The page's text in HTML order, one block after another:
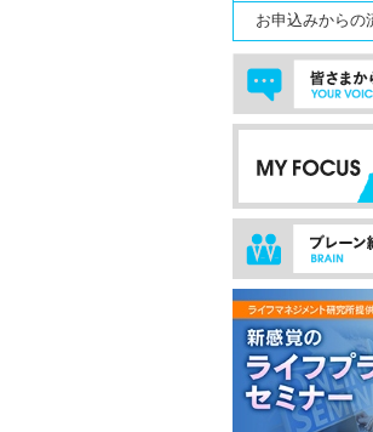
お申込みからの